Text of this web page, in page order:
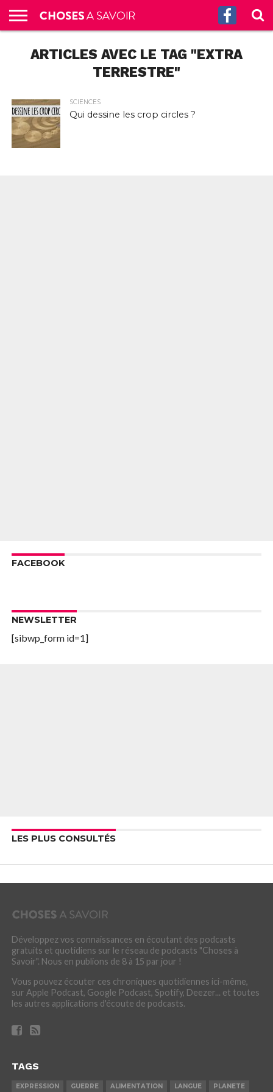
CULTURE
G.
SCIENCES
SANTÉ
HISTOIRE
ÉCONOMIE
INCROYABLE
TECH
AUTRES
S’ABONNER
AUX
CONTACT
PROPOS
ARTICLES AVEC LE TAG "EXTRA
TERRESTRE"
SCIENCES
Qui dessine les crop circles ?
FACEBOOK
NEWSLETTER
[sibwp_form id=1]
LES PLUS CONSULTÉS
Développez vos connaissances en écoutant des podcasts
gratuits et quotidiens sur le réseau de podcasts "Choses à
Savoir". Nous en publions de 8 à 15 par jour !
Vous pouvez écouter ces chroniques quotidiennes ici-même,
sur Apple Podcast, Google Podcast, Spotify, Deezer... et toutes
les autres applications d'écoute de podcasts.
TAGS
EXPRESSION GUERRE ALIMENTATION LANGUE PLANETE